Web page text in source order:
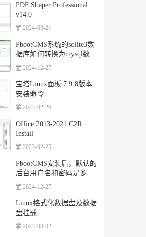
PDF Shaper Professional
v14.0
2024-03-21
PbootCMS系统的sqlite3数
据库如何转换为mysql数据
库 2024-12-27
宝塔Linux面板 7.9.8版本
安装命令
2023-02-26
Office 2013-2021 C2R
Install
2023-02-25
PbootCMS安装后，默认的
后台用户名和密码是多
少，怎么登陆？
2024-12-27
Liunx格式化数据盘及数据
盘挂载
2023-08-02